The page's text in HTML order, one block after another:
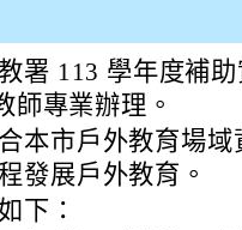
市分區教師
署 113 學年度補
師專業辦理。
本市戶外教育場
發展戶外教育。
下：
Public/
Public/